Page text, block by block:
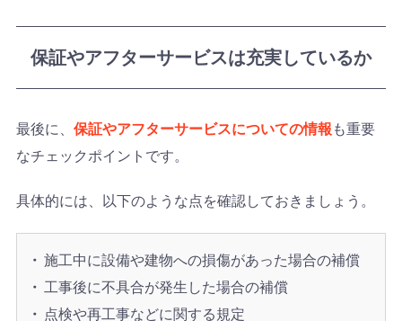
保証やアフターサービスは充実しているか
最後に、 保証やアフターサービスについての情報 も重要
なチェックポイントです。
具体的には、以下のような点を確認しておきましょう。
施工中に設備や建物への損傷があった場合の補償
工事後に不具合が発生した場合の補償
点検や再工事などに関する規定